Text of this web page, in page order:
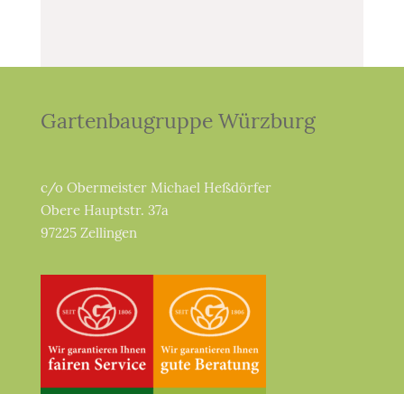
Gartenbaugruppe Würzburg
c/o Obermeister Michael Heßdörfer
Obere Hauptstr. 37a
97225 Zellingen